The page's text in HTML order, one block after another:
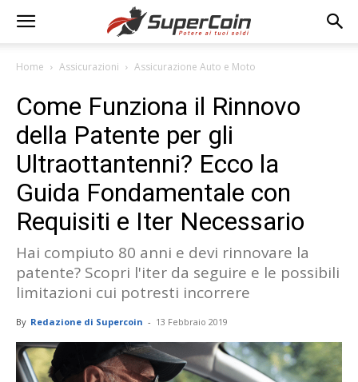
Home Assicurazioni Assicurazione Auto e Moto
Come Funziona il Rinnovo
della Patente per gli
Ultraottantenni? Ecco la
Guida Fondamentale con
Requisiti e Iter Necessario
Hai compiuto 80 anni e devi rinnovare la
patente? Scopri l'iter da seguire e le possibili
limitazioni cui potresti incorrere
By Redazione di Supercoin - 13 Febbraio 2019